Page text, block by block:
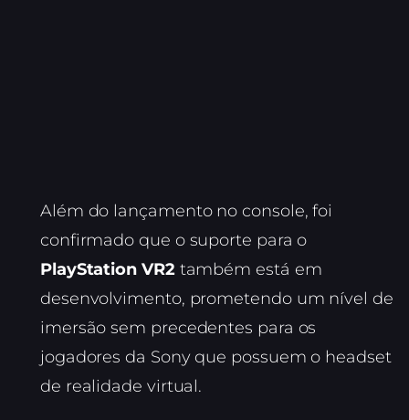
Além do lançamento no console, foi
confirmado que o suporte para o
PlayStation VR2também está em
desenvolvimento, prometendo um nível de
imersão sem precedentes para os
jogadores da Sony que possuem o headset
de realidade virtual.